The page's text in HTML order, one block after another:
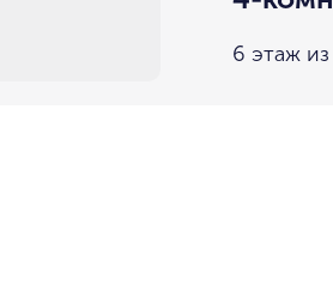
6 этаж из